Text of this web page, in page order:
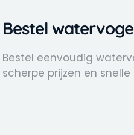
Bestel
Bestel eenvoudig
scherpe prijzen en snelle